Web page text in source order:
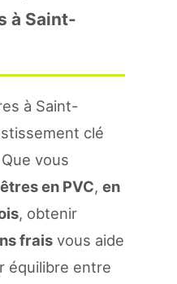
à Saint-
à Saint-
clé
vous
en PVC, en
, obtenir
frais vous aide
équilibre entre